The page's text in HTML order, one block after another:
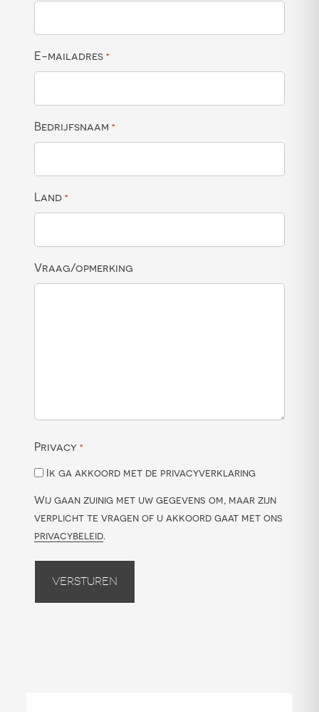
E-mailadres *
Bedrijfsnaam *
Land *
Vraag/opmerking
Privacy *
Ik ga akkoord met de privacyverklaring
Wij gaan zuinig met uw gegevens om, maar zijn
verplicht te vragen of u akkoord gaat met ons
privacybeleid.
Versturen